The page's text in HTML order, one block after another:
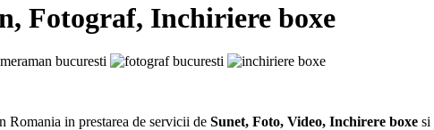
Fotograf, Inchiriere boxe
Romania in prestarea de servicii de Sunet, Foto, Video, Inchirere boxe si